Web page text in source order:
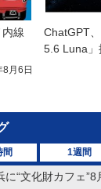
線
8月6日
ChatGPT
5.6 Luna」
間 1週間
に“文化財カフェ